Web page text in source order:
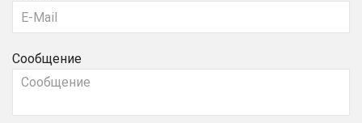
Сообщение